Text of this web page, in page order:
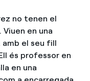
no tenen el
en una
el seu fill
és professor en
en una